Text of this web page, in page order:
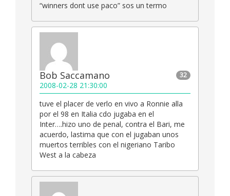
“winners dont use paco” sos un termo
32
Bob Saccamano
2008-02-28 21:30:00
tuve el placer de verlo en vivo a Ronnie alla
por el 98 en Italia cdo jugaba en el
Inter….hizo uno de penal, contra el Bari, me
acuerdo, lastima que con el jugaban unos
muertos terribles con el nigeriano Taribo
West a la cabeza